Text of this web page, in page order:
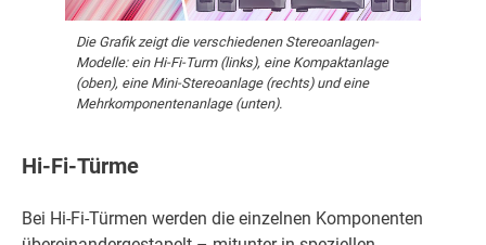
Die Grafik zeigt die verschiedenen Stereoanlagen-
Modelle: ein Hi-Fi-Turm (links), eine Kompaktanlage
(oben), eine Mini-Stereoanlage (rechts) und eine
Mehrkomponentenanlage (unten).
Hi-Fi-Türme
Bei Hi-Fi-Türmen werden die einzelnen Komponenten